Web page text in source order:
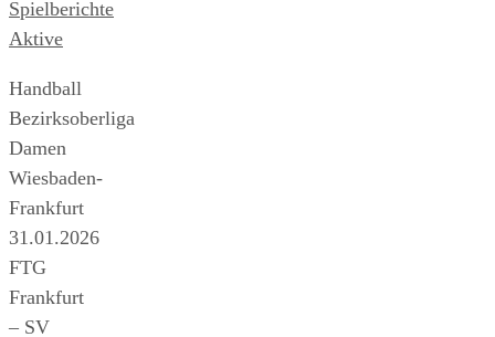
Spielberichte
Aktive
Handball
Bezirksoberliga
Damen
Wiesbaden-
Frankfurt
31.01.2026
FTG
Frankfurt
– SV